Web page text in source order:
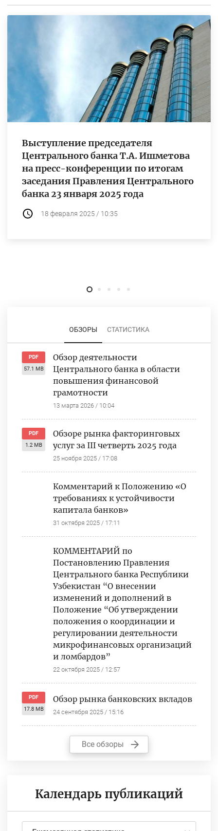
Выступление председателя
Центрального банка Т.А. Ишметова
на пресс-конференции по итогам
заседания Правления Центрального
банка 23 января 2025 года
18 февраля 2025 / 10:35
ОБЗОРЫ СТАТИСТИКА
PDF
57.1 MB
Обзор деятельности
Центрального банка в области
повышения финансовой
грамотности
13 марта 2026 / 10:04
PDF
1.2 MB
Обзоре рынка факторинговых
услуг за III четверть 2025 года
25 ноября 2025 / 17:08
Комментарий к Положению «О
требованиях к устойчивости
капитала банков»
31 октября 2025 / 17:11
КОММЕНТАРИЙ по
Постановлению Правления
Центрального банка Республики
Узбекистан “О внесении
изменений и дополнений в
Положение “Об утверждении
положения о координации и
регулировании деятельности
микрофинансовых организаций
и ломбардов”
22 октября 2025 / 12:57
PDF
17.8 MB
Обзор рынка банковских вкладов
24 сентября 2025 / 15:16
Все обзоры
Календарь публикаций